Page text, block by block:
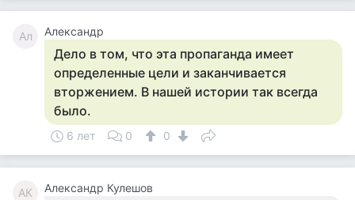
Ал Александр
Дело в том, что эта пропаганда имеет
определенные цели и заканчивается
вторжением. В нашей истории так всегда
было.
6 лет 0 0
АК Александр Кулешов